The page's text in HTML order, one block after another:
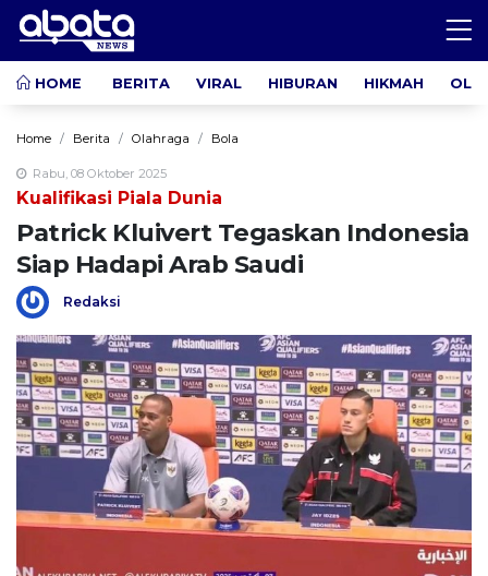
HOME BERITA VIRAL HIBURAN HIKMAH
Home Berita Olahraga Bola
Rabu, 08 Oktober 2025
Kualifikasi Piala Dunia
Patrick Kluivert Tegaskan Indonesia
Siap Hadapi Arab Saudi
Redaksi